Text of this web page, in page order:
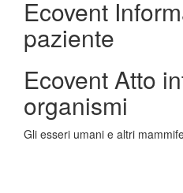
Ecovent
paziente
Ecovent Atto
organismi
Gli esseri umani e altri